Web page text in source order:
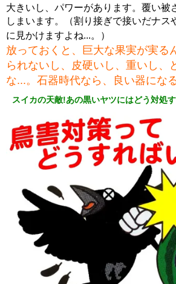
大きいし、パワーがあります。覆い被
しまいます。（割り接ぎで接いだナス
に見かけますよね...。）
放っておくと、巨大な果実が実る
られないし、皮硬いし、重いし、
な...。石器時代なら、良い器にな
スイカの天敵!あの黒いヤツにはどう対処